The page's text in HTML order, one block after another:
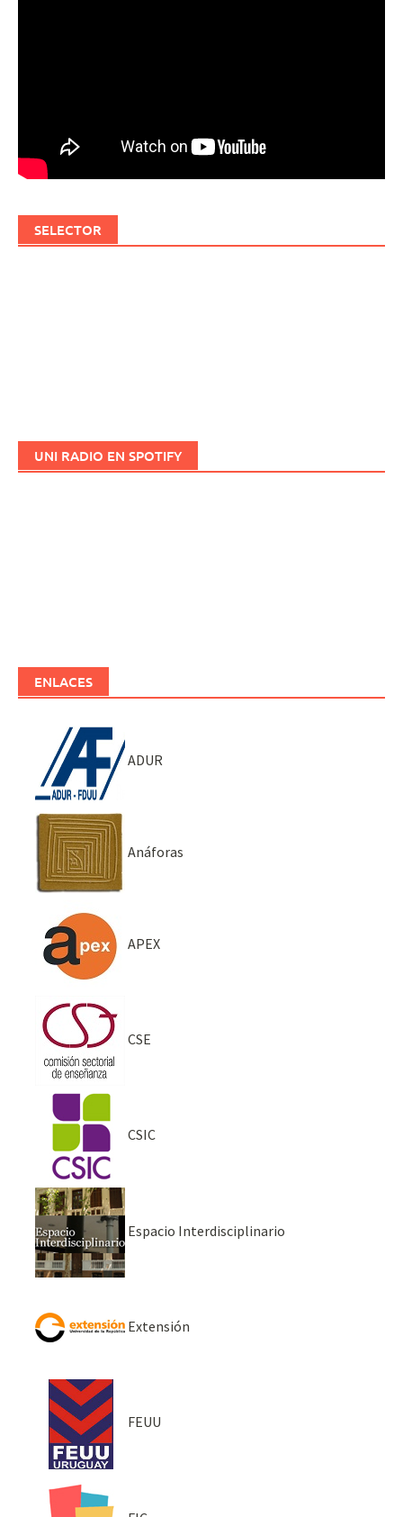
SELECTOR
UNI RADIO EN SPOTIFY
ENLACES
ADUR
Anáforas
APEX
CSE
CSIC
Espacio Interdisciplinario
Extensión
FEUU